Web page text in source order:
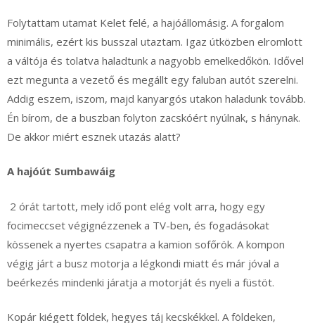
Folytattam utamat Kelet felé, a hajóállomásig. A forgalom
minimális, ezért kis busszal utaztam. Igaz útközben elromlott
a váltója és tolatva haladtunk a nagyobb emelkedőkön. Idővel
ezt megunta a vezető és megállt egy faluban autót szerelni.
Addig eszem, iszom, majd kanyargós utakon haladunk tovább.
Én bírom, de a buszban folyton zacskóért nyúlnak, s hánynak.
De akkor miért esznek utazás alatt?
A hajóút Sumbawáig
2 órát tartott, mely idő pont elég volt arra, hogy egy
focimeccset végignézzenek a TV-ben, és fogadásokat
kössenek a nyertes csapatra a kamion sofőrök. A kompon
végig járt a busz motorja a légkondi miatt és már jóval a
beérkezés mindenki járatja a motorját és nyeli a füstöt.
Kopár kiégett földek, hegyes táj kecskékkel. A földeken,